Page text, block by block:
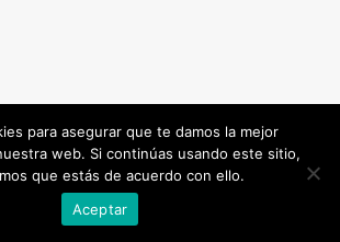
para asegurar que te damos la mejor
web. Si continúas usando este sitio,
que estás de acuerdo con ello.
Aceptar